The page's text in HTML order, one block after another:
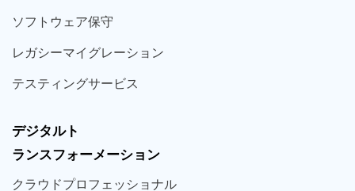
ソフト ウェア保守
レガシーマイグレーション
テスティングサービス
デジタルト
ランスフォーメーション
クラウドプロフェッショナル